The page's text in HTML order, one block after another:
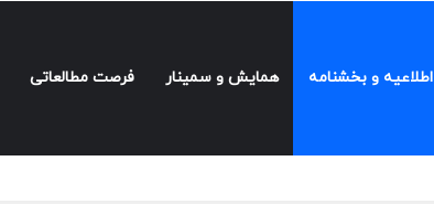
اطلاعیه و بخشنامه‌ همایش و سمینار فرصت مطالعاتی